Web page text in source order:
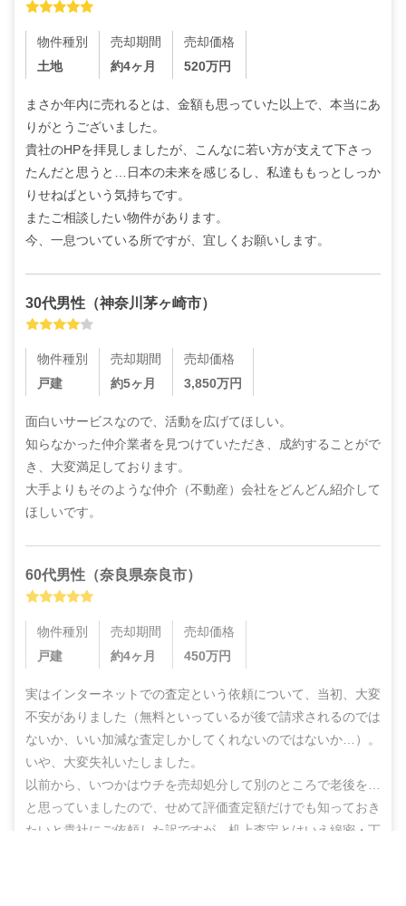
物件種別
土地
売却期間
約4ヶ月
売却価格
520万円
まさか年内に売れるとは、金額も思っていた以上で、本当にあ
りがとうございました。
貴社のHPを拝見しましたが、こんなに若い方が支えて下さっ
たんだと思うと…日本の未来を感じるし、私達ももっとしっか
りせねばという気持ちです。
またご相談したい物件があります。
今、一息ついている所ですが、宜しくお願いします。
30代男性 （神奈川茅ヶ崎市）
物件種別
戸建
売却期間
約5ヶ月
売却価格
3,850万円
面白いサービスなので、活動を広げてほしい。
知らなかった仲介業者を見つけていただき、成約することがで
き、大変満足しております。
大手よりもそのような仲介（不動産）会社をどんどん紹介して
ほしいです。
60代男性 （奈良県奈良市）
物件種別
戸建
売却期間
約4ヶ月
売却価格
450万円
実はインターネットでの査定という依頼について、当初、大変
不安がありました（無料といっているが後で請求されるのでは
ないか、いい加減な査定しかしてくれないのではないか…）。
いや、大変失礼いたしました。
以前から、いつかはウチを売却処分して別のところで老後を…
と思っていましたので、せめて評価査定額だけでも知っておき
たいと貴社にご依頼した訳ですが、机上査定とはいえ綿密・丁